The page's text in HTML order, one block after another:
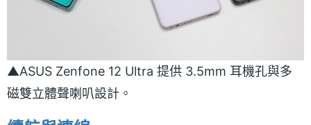
▲ASUS Zenfone 12 Ultra 提供 3.5mm 耳機孔與多
磁雙立體聲喇叭設計。